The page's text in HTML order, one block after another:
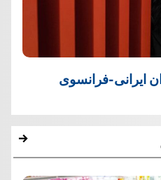
ایرانی-فرانسوی